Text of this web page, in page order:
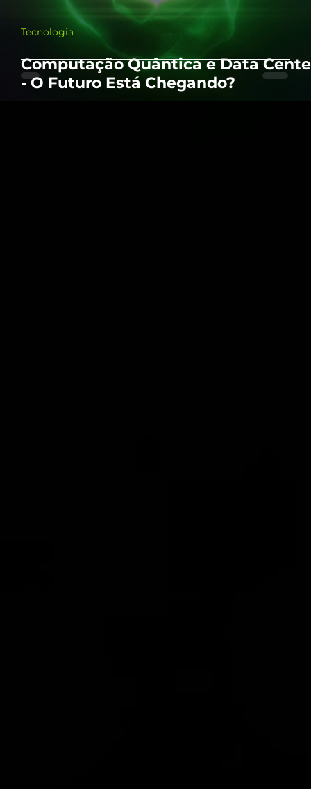
Computação Quântica e Data
- O Futuro Está Chegando?
Tecnologia